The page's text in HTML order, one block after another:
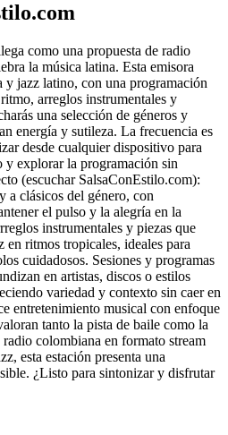
como una propuesta de radio
la música latina. Esta emisora
y jazz latino, con una programación
arreglos instrumentales y
una selección de géneros y
energía y sutileza. La frecuencia es
desde cualquier dispositivo para
y explorar la programación sin
(escuchar SalsaConEstilo.com):
a clásicos del género, con
el pulso y la alegría en la
instrumentales y piezas que
ritmos tropicales, ideales para
cuidadosos. Sesiones y programas
en artistas, discos o estilos
variedad y contexto sin caer en
entretenimiento musical con enfoque
tanto la pista de baile como la
radio colombiana en formato stream
esta estación presenta una
¿Listo para sintonizar y disfrutar